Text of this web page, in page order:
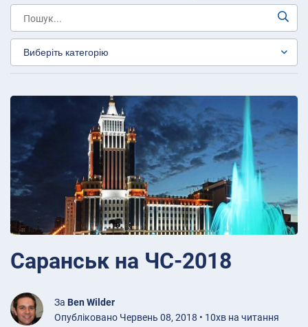
Саранськ на ЧС-2018
За Ben Wilder
Опубліковано Червень 08, 2018 • 10хв на читання